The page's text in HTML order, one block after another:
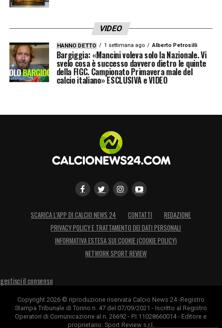
VIDEO
HANNO DETTO 1 settimana ago Alberto Petrosilli
Bargiggia: «Mancini voleva solo la Nazionale. Vi
svelo cosa è successo davvero dietro le quinte
della FIGC. Campionato Primavera male del
calcio italiano» ESCLUSIVA e VIDEO
SCARICA L’APP DI CALCIO NEWS 24 CONTATTI
REDAZIONE
PRIVACY POLICY E TRATTAMENTO DEI DATI PERSONALI
INFORMATIVA ESTESA SUI COOKIE (COOKIE POLICY)
NETWORK SPORT REVIEW
gestisci il consenso
Copyright 2026 © riproduzione riservata Calcio News 24 -Registro
Stampa Tribunale di Torino n. 47 del 07/09/2021 - Iscritto al Registro
Operatori di Comunicazione al n. 26692 - P.I.11028660014 - Editore e
proprietario: Sport Review s.r.l.